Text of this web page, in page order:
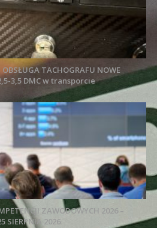
OBSŁUGA TACHOGRAFU NOWE
3,5 DMC w transporcie
ZAWODOWYCH 2026 –
SIERPNIA 2026